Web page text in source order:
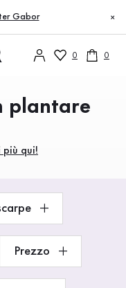
Gabor ×
0 0
plantare
più qui!
Prezzo